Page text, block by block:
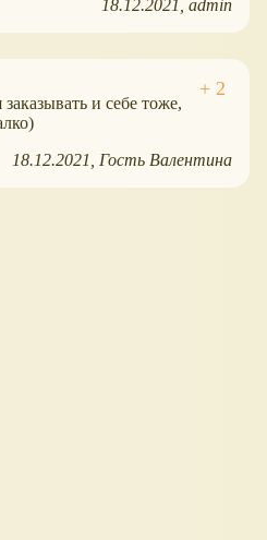
18.12.2021 admin
и себе тоже,
18.12.2021 Гость Валентина